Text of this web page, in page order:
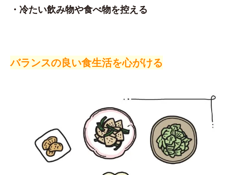
・冷たい飲み物や食べ物を控える
バランスの良い食生活を心がける